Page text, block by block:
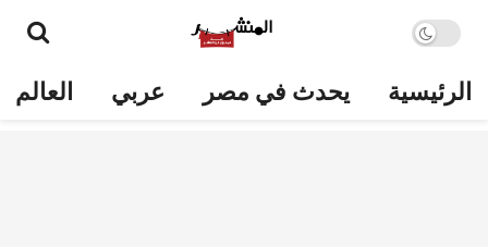
الرئيسية يحدث في مصر عربي العالم